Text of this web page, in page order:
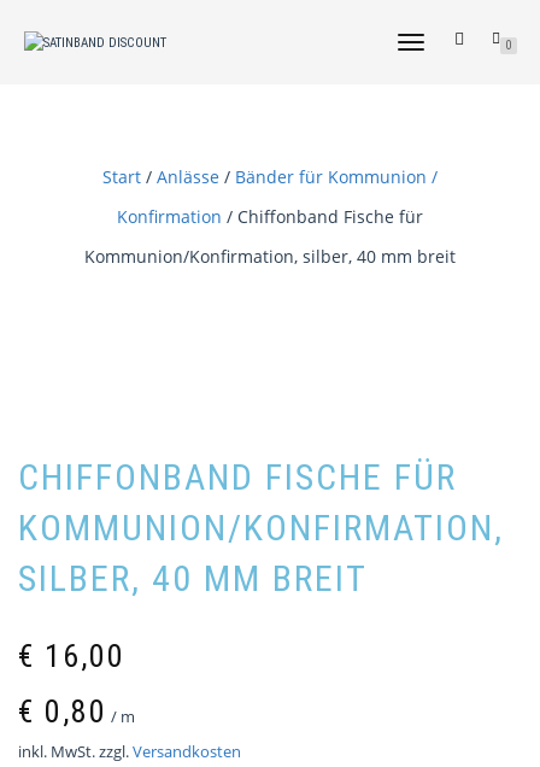
NAVIGATION
0
Start / Anlässe / Bänder für Kommunion /
Konfirmation / Chiffonband Fische für
Kommunion/Konfirmation, silber, 40 mm breit
CHIFFONBAND FISCHE FÜR
KOMMUNION/KONFIRMATION,
SILBER, 40 MM BREIT
€ 16,00
€ 0,80 / m
inkl. MwSt.zzgl.Versandkosten